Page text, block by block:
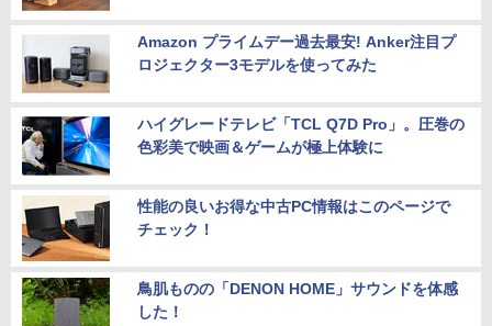
Amazon プライムデー過去最安! Anker注目プ
ロジェクター3モデルを使ってみた
ハイグレードテレビ「TCL Q7D Pro」。圧巻の
色彩美で映画＆ゲームが極上体験に
性能の良いお得な中古PC情報はこのページで
チェック！
鳥肌ものの「DENON HOME」サウンドを体感
した！